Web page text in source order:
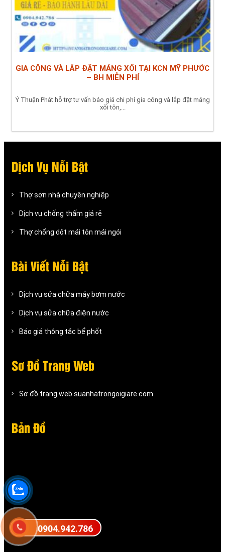
GIA CÔNG VÀ LẮP ĐẶT MÁNG XỐI TẠI KCN MỸ PHƯỚC
– BH MIỄN PHÍ
Ý Thuận Phát hỗ trợ tư vấn báo giá chi phí gia công và lắp đặt máng
xối tôn,...
Dịch Vụ Nỗi Bật
Thợ sơn nhà chuyên nghiệp
Dịch vụ chống thấm giá rẻ
Thợ chống dột mái tôn mái ngói
Bài Viết Nỗi Bật
Dịch vụ sửa chữa máy bơm nước
Dịch vụ sửa chữa điện nước
Báo giá thông tắc bể phốt
Sơ Đồ Trang Web
Sơ đồ trang web suanhatrongoigiare.com
Bản Đồ
0904.942.786